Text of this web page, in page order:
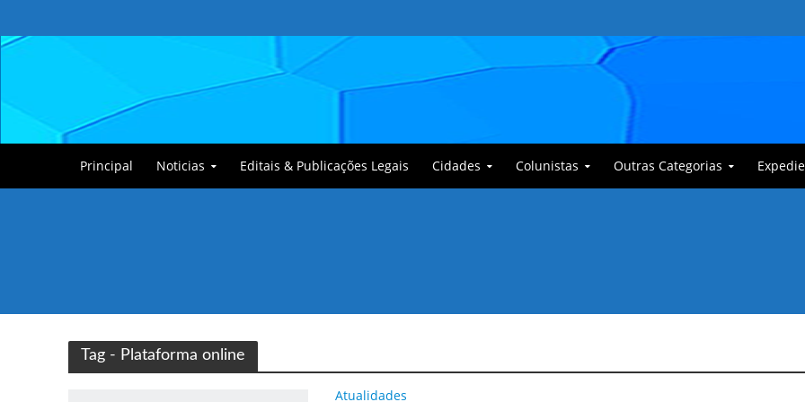
Principal Noticias Editais & Publicações Legais Cidades Colunistas Outras Categorias
Tag - Plataforma online
Atualidades